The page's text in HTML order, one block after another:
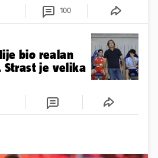
100
bio realan
Strast je velika